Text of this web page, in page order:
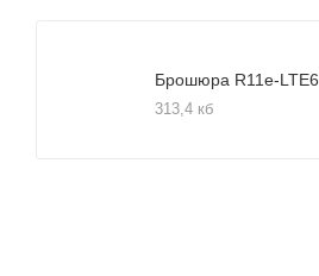
Брошюра R11e-LTE6
313,4 кб